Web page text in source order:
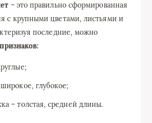
– это правильно сформированная
с крупными цветами, листьями и
последние, можно
глубокое;
– толстая, средней длины.